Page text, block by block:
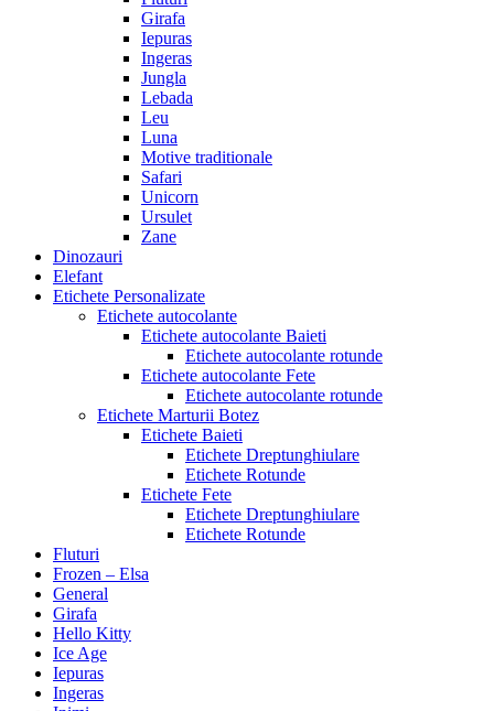
Girafa
Iepuras
Ingeras
Jungla
Lebada
Leu
Luna
Motive traditionale
Safari
Unicorn
Ursulet
Zane
Dinozauri
Elefant
Etichete Personalizate
Etichete autocolante
Etichete autocolante Baieti
Etichete autocolante rotunde
Etichete autocolante Fete
Etichete autocolante rotunde
Etichete Marturii Botez
Etichete Baieti
Etichete Dreptunghiulare
Etichete Rotunde
Etichete Fete
Etichete Dreptunghiulare
Etichete Rotunde
Fluturi
Frozen – Elsa
General
Girafa
Hello Kitty
Ice Age
Iepuras
Ingeras